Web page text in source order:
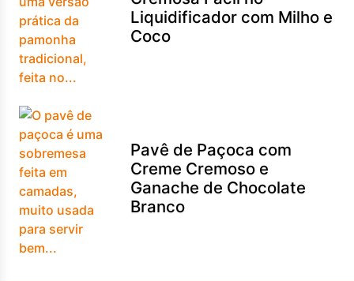
Liquidificador com Milho e
Coco
Pavê de Paçoca com
Creme Cremoso e
Ganache de Chocolate
Branco